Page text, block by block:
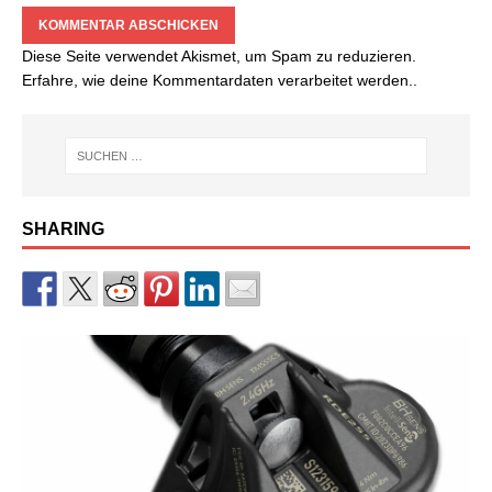
Diese Seite verwendet Akismet, um Spam zu reduzieren.
Erfahre, wie deine Kommentardaten verarbeitet werden..
SHARING